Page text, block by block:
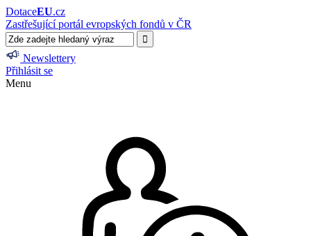
DotaceEU.cz
Zastřešující portál evropských fondů v ČR
Newslettery
Přihlásit se
Menu